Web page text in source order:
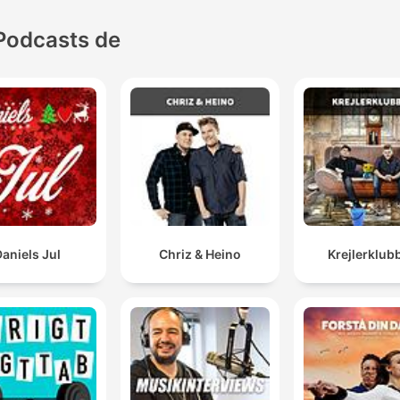
de
Jul Chriz & Heino